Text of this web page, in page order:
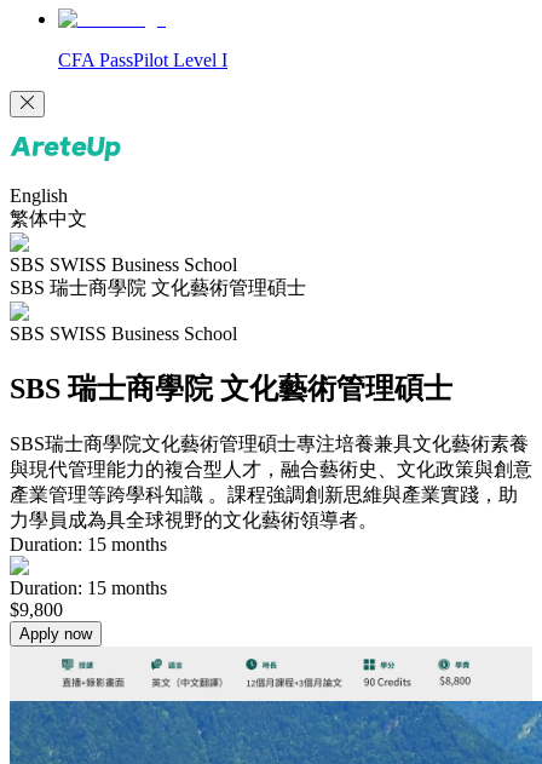
CFA PassPilot Level I
English
繁体中文
SBS SWISS Business School
SBS 瑞士商學院 文化藝術管理碩士
SBS SWISS Business School
SBS 瑞士商學院 文化藝術管理碩士
SBS瑞士商學院文化藝術管理碩士專注培養兼具文化藝術素養
與現代管理能力的複合型人才，融合藝術史、文化政策與創意
產業管理等跨學科知識 。課程強調創新思維與產業實踐，助
力學員成為具全球視野的文化藝術領導者。
Duration: 15 months
Duration: 15 months
$9,800
Apply now